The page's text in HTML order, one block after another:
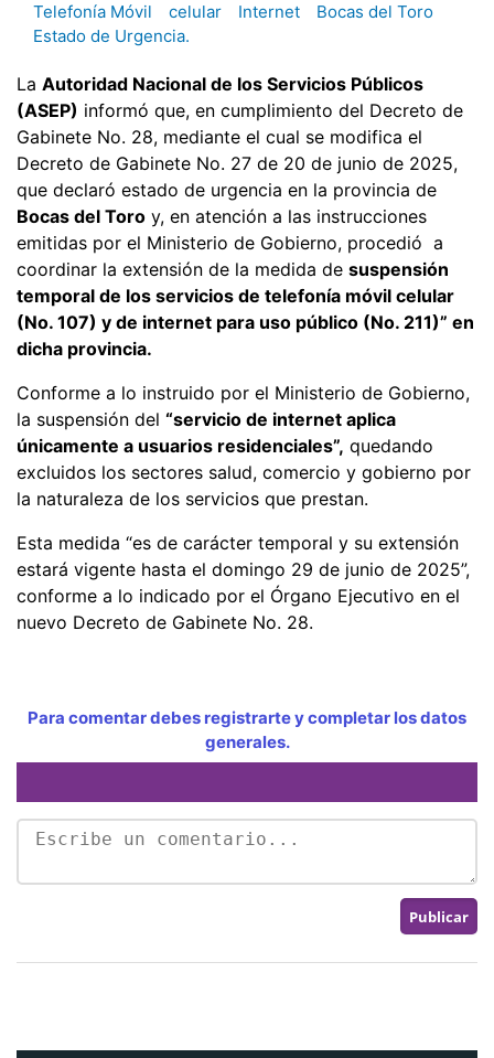
Telefonía Móvil celular Internet
Bocas del Toro
Estado de Urgencia.
La Autoridad Nacional de los Servicios Públicos
(ASEP) informó que, en cumplimiento del Decreto de
Gabinete No. 28, mediante el cual se modifica el
Decreto de Gabinete No. 27 de 20 de junio de 2025,
que declaró estado de urgencia en la provincia de
Bocas del Toro y, en atención a las instrucciones
emitidas por el Ministerio de Gobierno, procedió a
coordinar la extensión de la medida de suspensión
temporal de los servicios de telefonía móvil celular
(No. 107) y de internet para uso público (No. 211)” en
dicha provincia.
Conforme a lo instruido por el Ministerio de Gobierno,
la suspensión del “servicio de internet aplica
únicamente a usuarios residenciales”, quedando
excluidos los sectores salud, comercio y gobierno por
la naturaleza de los servicios que prestan.
Esta medida “es de carácter temporal y su extensión
estará vigente hasta el domingo 29 de junio de 2025”,
conforme a lo indicado por el Órgano Ejecutivo en el
nuevo Decreto de Gabinete No. 28.
Para comentar debes registrarte y completar los datos
generales.